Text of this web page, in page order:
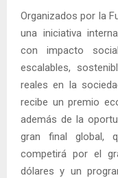
Organizados por la
una iniciativa
con impacto
escalables,
reales en la
recibe un premio
además de la
gran final global,
competirá por el
dólares y un